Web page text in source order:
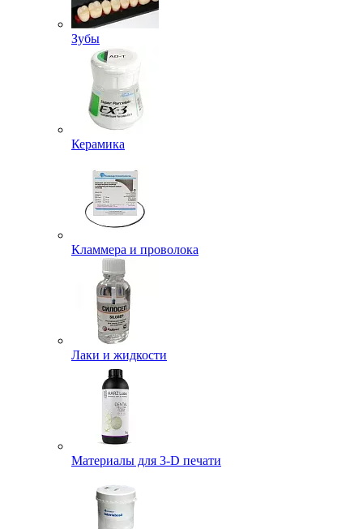
Зубы
Керамика
Кламмера и проволока
Лаки и жидкости
Материалы для 3-D печати